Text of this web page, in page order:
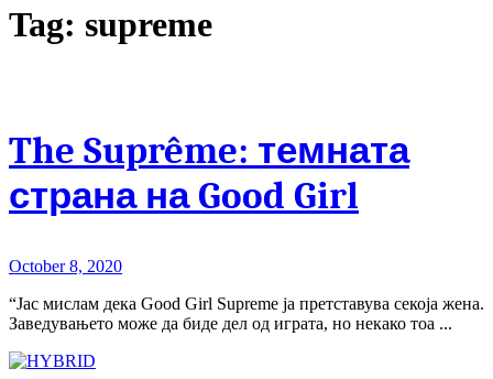
Tag: supreme
The Suprême: темната
страна на Good Girl
October 8, 2020
“Јас мислам дека Good Girl Supreme ја претставува секоја жена.
Заведувањето може да биде дел од играта, но некако тоа ...